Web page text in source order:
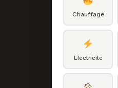
Chauffage
Électricité